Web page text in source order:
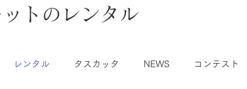
トのレンタル
レンタル タスカッタ NEWS コンテスト